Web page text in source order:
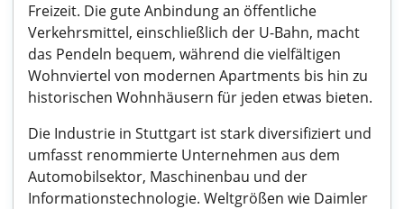
Freizeit. Die gute Anbindung an öffentliche
Verkehrsmittel, einschließlich der U-Bahn, macht
das Pendeln bequem, während die vielfältigen
Wohnviertel von modernen Apartments bis hin zu
historischen Wohnhäusern für jeden etwas bieten.
Die Industrie in Stuttgart ist stark diversifiziert und
umfasst renommierte Unternehmen aus dem
Automobilsektor, Maschinenbau und der
Informationstechnologie. Weltgrößen wie Daimler